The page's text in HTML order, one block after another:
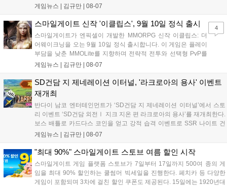
이터 네트워크를 결합하여 정규 및 특별 콘텐츠를 공동 기획한다. 또한
오프라인 연계 프로그램을 순차적으로 선보이며 e스포츠 생태계 확장에
나설 계획이다....
게임뉴스 | 김규만 08-07
스마일게이트 신작 '이클립스', 9월 10일 정식 출시
스마일게이트가 엔픽셀이 개발한 MMORPG 신작 이클립스: 더
어웨이크닝을 오는 9월 10일 정식 출시합니다. 이 게임은 플레이
부담을 낮춘 MMOLite를 지향하며 전략적 전투와 선택형 PvP를
특징으로 합니다. 현재 공식 홈페이지와 앱 마켓에서 사전등록을
니다. 또한 카카오톡 채널 추가 시 주차별 스페셜 쿠폰과 한정 스
킨, 경품 이벤트 등 풍성한 혜택을 마련해 이용자들의 기대를 모
으고 있습니다....
게임뉴스 | 김규만 08-07
4
SD건담 지 제네레이션 이터널, '라크로아의 용사' 이벤트
재개최
반다이 남코 엔터테인먼트가 ‘SD건담 지 제네레이션 이터널’에서 스토
리 이벤트 ‘SD건담 외전Ⅰ 지크 지온 편 라크로아의 용사’를 재개최한다.
보스 배틀로 카드다스 코인을 얻고 강적 습격 이벤트로 SSR 나이트 건
담을 획득할 수 있다. 로그인 보너스로 최대 다이아 3,000개를 지급하며,
원 증정한다. 또한 9월 30일까지 공식 유튜브에서 특별 프로그램을 시청
할 수 있다....
게임뉴스 | 김규만 08-07
"최대 90%" 스마일게이트 스토브 여름 할인 시작
스마일게이트 게임 플랫폼 스토브가 7일부터 17일까지 500여 종의 게
임을 최대 90% 할인하는 쿨썸머 빅세일을 진행한다. 페치카 등 다양한
게임이 포함되며 3차에 걸친 할인 쿠폰도 제공된다. 15일에는 1920년대